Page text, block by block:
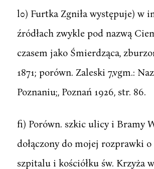
l0) Furtka Zgniła występuje) w
źródłach zwykle pod nazwą
czasem jako Śmierdząca,
1871; porówn. Zaleski 7,vgm.:
Poznaniu;, Poznań 1926, str. 86.
fi) Porówn. szkic ulicy i Bramy
dołączony do mojej rozprawki o
szpitalu i kościółku św. Krzyża